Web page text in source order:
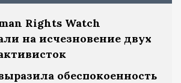
Rights Watch
на исчезновение двух
обеспокоенность